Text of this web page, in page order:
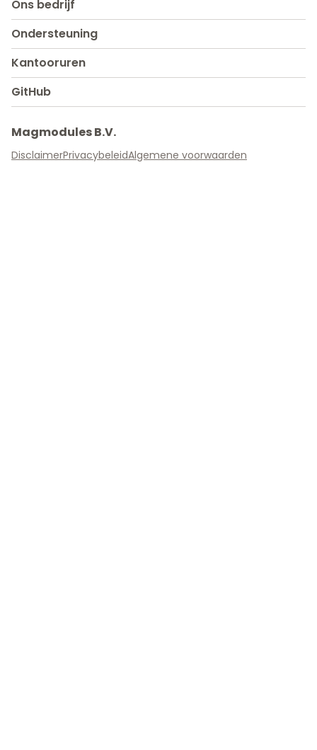
Ons bedrijf
Ondersteuning
Kantooruren
GitHub
Magmodules B.V.
DisclaimerPrivacybeleidAlgemene voorwaarden